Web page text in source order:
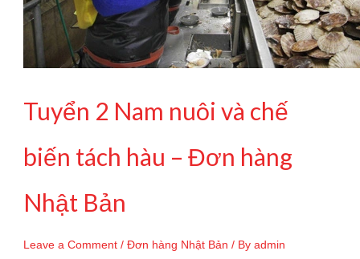
Tuyển 2 Nam nuôi và chế
biến tách hàu – Đơn hàng
Nhật Bản
Leave a Comment /Đơn hàng Nhật Bản / Byadmin